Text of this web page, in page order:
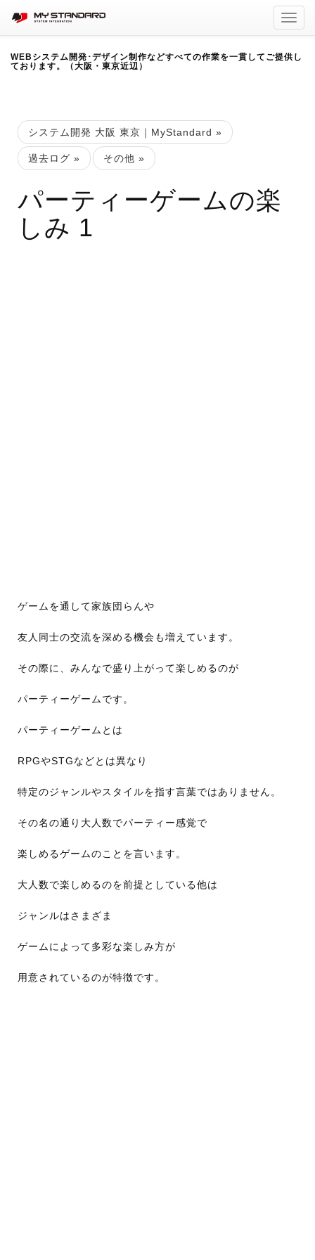
WEBシステム開発･デザイン制作などすべての作業を一貫してご提供し
ております。（大阪・東京近辺）
システム開発 大阪 東京｜MyStandard »
過去ログ » その他 »
パーティーゲームの楽
しみ 1
ゲームを通して家族団らんや
友人同士の交流を深める機会も増えています。
その際に、みんなで盛り上がって楽しめるのが
パーティーゲームです。
パーティーゲームとは
RPGやSTGなどとは異なり
特定のジャンルやスタイルを指す言葉ではありません。
その名の通り大人数でパーティー感覚で
楽しめるゲームのことを言います。
大人数で楽しめるのを前提としている他は
ジャンルはさまざま
ゲームによって多彩な楽しみ方が
用意されているのが特徴です。